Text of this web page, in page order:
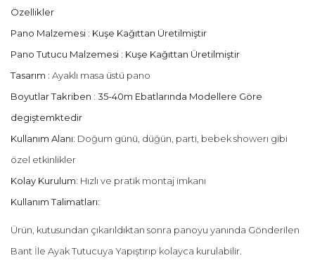
Özellikler
Pano Malzemesi : Kuşe Kağıttan Üretilmiştir
Pano Tutucu Malzemesi : Kuşe Kağıttan Üretilmiştir
Tasarım : Ayaklı masa üstü pano
Boyutlar Takriben : 35-40m Ebatlarında Modellere Göre
degiştemktedir
Kullanım Alanı: Doğum günü, düğün, parti, bebek showerı gibi
özel etkinlikler
Kolay Kurulum: Hızlı ve pratik montaj imkanı
Kullanım Talimatları:
Ürün, kutusundan çıkarıldıktan sonra panoyu yanında Gönderilen
Bant İle Ayak Tutucuya Yapıştırıp kolayca kurulabilir.